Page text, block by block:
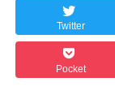
Twitter
Pocket